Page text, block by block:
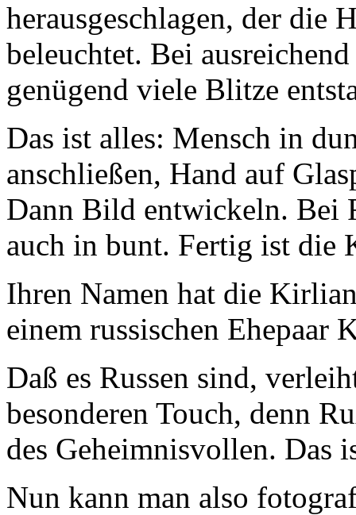
herausgeschlagen, der die
beleuchtet. Bei
genügend viele Blitze
Das ist alles: Mensch in
anschließen, Hand auf
Dann Bild entwickeln. Bei
auch in bunt. Fertig ist die
Ihren Namen hat die
einem russischen Ehepaar
Daß es Russen sind,
besonderen Touch, denn
des Geheimnisvollen. Das
Nun kann man also